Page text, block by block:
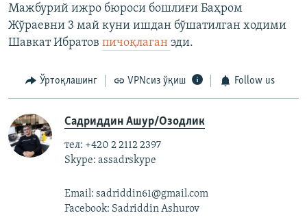
Мажбурий ижро бюроси бошлиғи Баҳром
Жўраевни 3 май куни ишдан бўшатилган ходими
Шавкат Ибратов пичоқлаган эди.
Ўртоқлашинг VPNсиз ўқиш Follow us
Садриддин Ашур/Озодлик
тел: +420 2 2112 2397
Skype: assadrskype
Email: sadriddin61@gmail.com
Facebook: Sadriddin Ashurov